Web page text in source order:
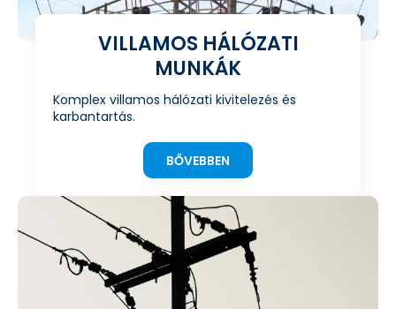
VILLAMOS HÁLÓZATI
MUNKÁK
Komplex villamos hálózati kivitelezés és
karbantartás.
BŐVEBBEN